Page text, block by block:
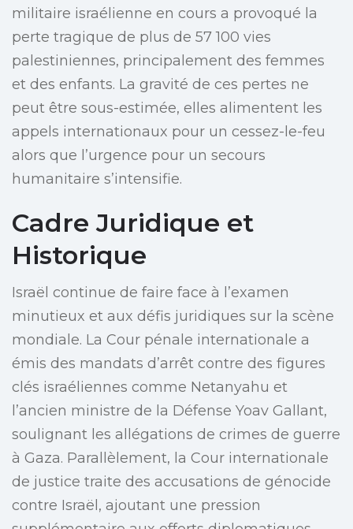
militaire israélienne en cours a provoqué la
perte tragique de plus de 57 100 vies
palestiniennes, principalement des femmes
et des enfants. La gravité de ces pertes ne
peut être sous-estimée, elles alimentent les
appels internationaux pour un cessez-le-feu
alors que l’urgence pour un secours
humanitaire s’intensifie.
Cadre Juridique et
Historique
Israël continue de faire face à l’examen
minutieux et aux défis juridiques sur la scène
mondiale. La Cour pénale internationale a
émis des mandats d’arrêt contre des figures
clés israéliennes comme Netanyahu et
l’ancien ministre de la Défense Yoav Gallant,
soulignant les allégations de crimes de guerre
à Gaza. Parallèlement, la Cour internationale
de justice traite des accusations de génocide
contre Israël, ajoutant une pression